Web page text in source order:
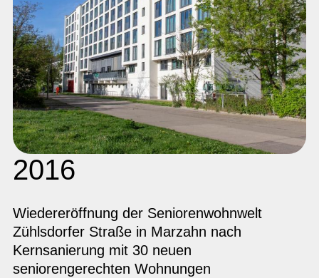
2016
Wiedereröffnung der Seniorenwohnwelt
Zühlsdorfer Straße in Marzahn nach
Kernsanierung mit 30 neuen
seniorengerechten Wohnungen